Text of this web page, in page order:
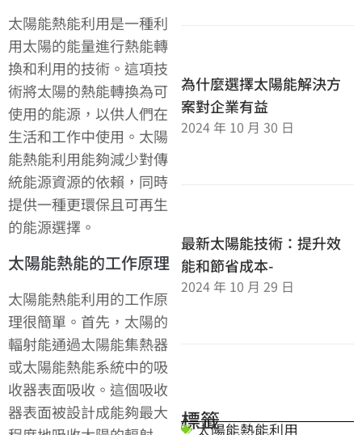
太陽能熱能利用是一種利
用太陽的能量進行熱能轉
換和利用的技術。這項技
術將太陽的熱能轉換為可
使用的能源，以供人們在
生活和工作中使用。太陽
能熱能利用能夠減少對傳
統能源資源的依賴，同時
提供一種更環保且可再生
的能源選擇。
太陽能熱能的工作原理
太陽能熱能利用的工作原
理很簡單。首先，太陽的
輻射能通過太陽能集熱器
或太陽能熱能系統中的吸
收器表面吸收。這個吸收
器表面被設計成能夠最大
為什麼選擇太陽能解決方
案對企業有益
2024 年 10 月 30 日
最新太陽能技術：提升效
能和節省成本-
2024 年 10 月 29 日
標籤
太陽能熱能利用